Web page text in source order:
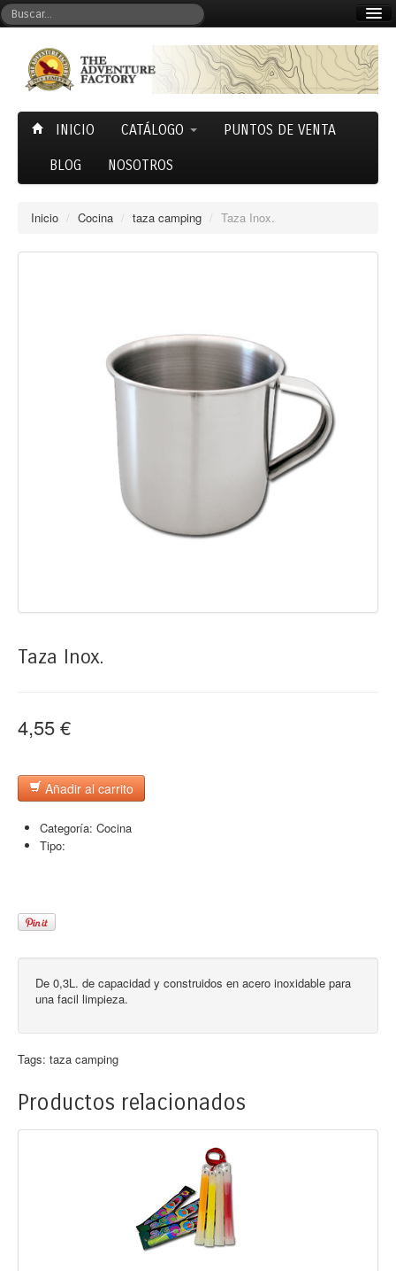
Carrito (0)
INICIO CATÁLOGO PUNTOS DE VENTA
BLOG NOSOTROS
Inicio / Cocina / taza camping / Taza Inox.
Taza Inox.
4,55 €
Añadir al carrito
Categoría: Cocina
Tipo:
De 0,3L. de capacidad y construidos en acero inoxidable para
una facil limpieza.
Tags: taza camping
Productos relacionados